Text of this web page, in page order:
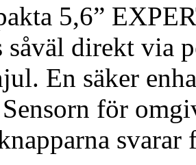
5,6”
såväl direkt via
En säker
för
svarar